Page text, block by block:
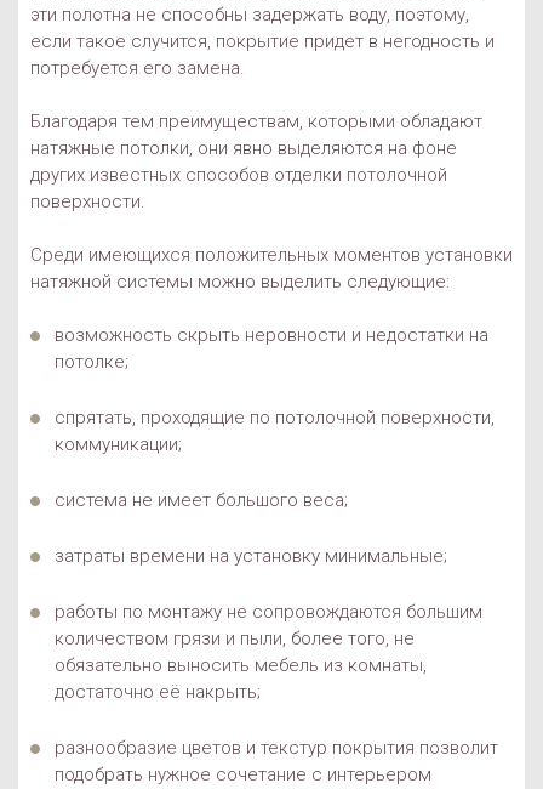
эти полотна не способны задержать воду, поэтому,
если такое случится, покрытие придет в негодность и
потребуется его замена.
Благодаря тем преимуществам, которыми обладают
натяжные потолки, они явно выделяются на фоне
других известных способов отделки потолочной
поверхности.
Среди имеющихся положительных моментов установки
натяжной системы можно выделить следующие:
возможность скрыть неровности и недостатки на
потолке;
спрятать, проходящие по потолочной поверхности,
коммуникации;
система не имеет большого веса;
затраты времени на установку минимальные;
работы по монтажу не сопровождаются большим
количеством грязи и пыли, более того, не
обязательно выносить мебель из комнаты,
достаточно её накрыть;
разнообразие цветов и текстур покрытия позволит
подобрать нужное сочетание с интерьером